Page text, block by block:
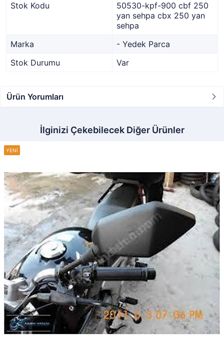
Stok Kodu
50530-kpf-900 cbf 250
yan sehpa cbx 250 yan
sehpa
Marka
- Yedek Parca
Stok Durumu
Var
Ürün Yorumları
İlginizi Çekebilecek Diğer Ürünler